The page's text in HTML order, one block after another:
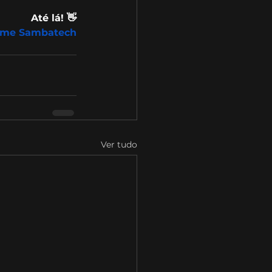
Até lá! 👋
Sambatech
Ver tudo